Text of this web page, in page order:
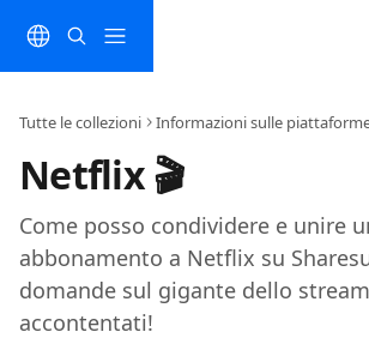
Tutte le collezioni Informazioni sulle
Netflix 🎬
Come posso condividere e unire
abbonamento a Netflix su
domande sul gigante dello
accontentati!